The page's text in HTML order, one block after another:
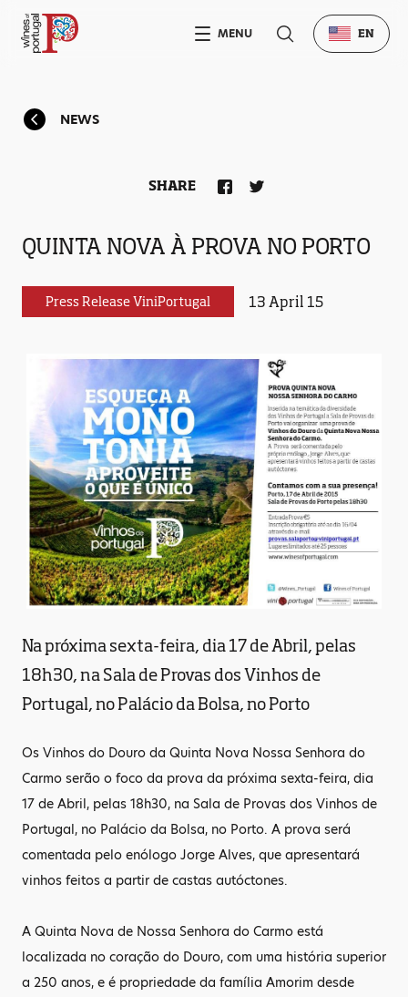
NEWS
QUINTA NOVA À PROVA NO PORTO
Press Release ViniPortugal 13 April 15
SHARE
Na próxima sexta-feira, dia 17 de Abril, pelas
18h30, na Sala de Provas dos Vinhos de
Portugal, no Palácio da Bolsa, no Porto
Os Vinhos do Douro da Quinta Nova Nossa Senhora do
Carmo serão o foco da prova da próxima sexta-feira, dia
17 de Abril, pelas 18h30, na Sala de Provas dos Vinhos de
Portugal, no Palácio da Bolsa, no Porto. A prova será
comentada pelo enólogo Jorge Alves, que apresentará
vinhos feitos a partir de castas autóctones.
A Quinta Nova de Nossa Senhora do Carmo está
localizada no coração do Douro, com uma história superior
a 250 anos, e é propriedade da família Amorim desde
MENU EN